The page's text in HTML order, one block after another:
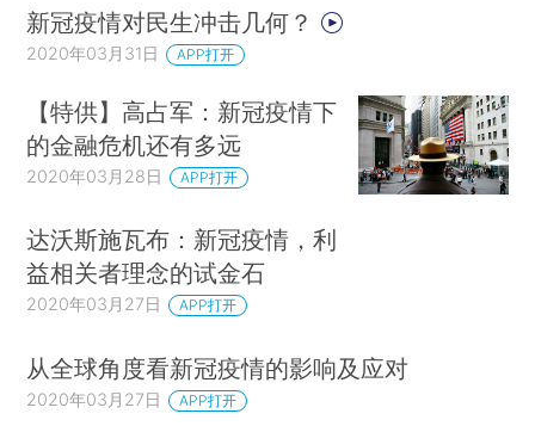
新冠疫情对民生冲击几何？
2020年03月31日 APP打开
【特供】高占军：新冠疫情下
的金融危机还有多远
2020年03月28日 APP打开
达沃斯施瓦布：新冠疫情，利
益相关者理念的试金石
2020年03月27日 APP打开
从全球角度看新冠疫情的影响及应对
2020年03月27日 APP打开